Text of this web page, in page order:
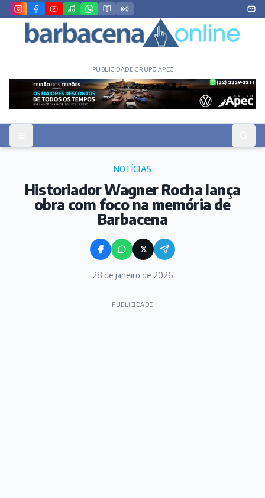
PUBLICIDADE GRUPO APEC
NOTÍCIAS
Historiador Wagner Rocha lança
obra com foco na memória de
Barbacena
𝕏
28 de janeiro de 2026
PUBLICIDADE